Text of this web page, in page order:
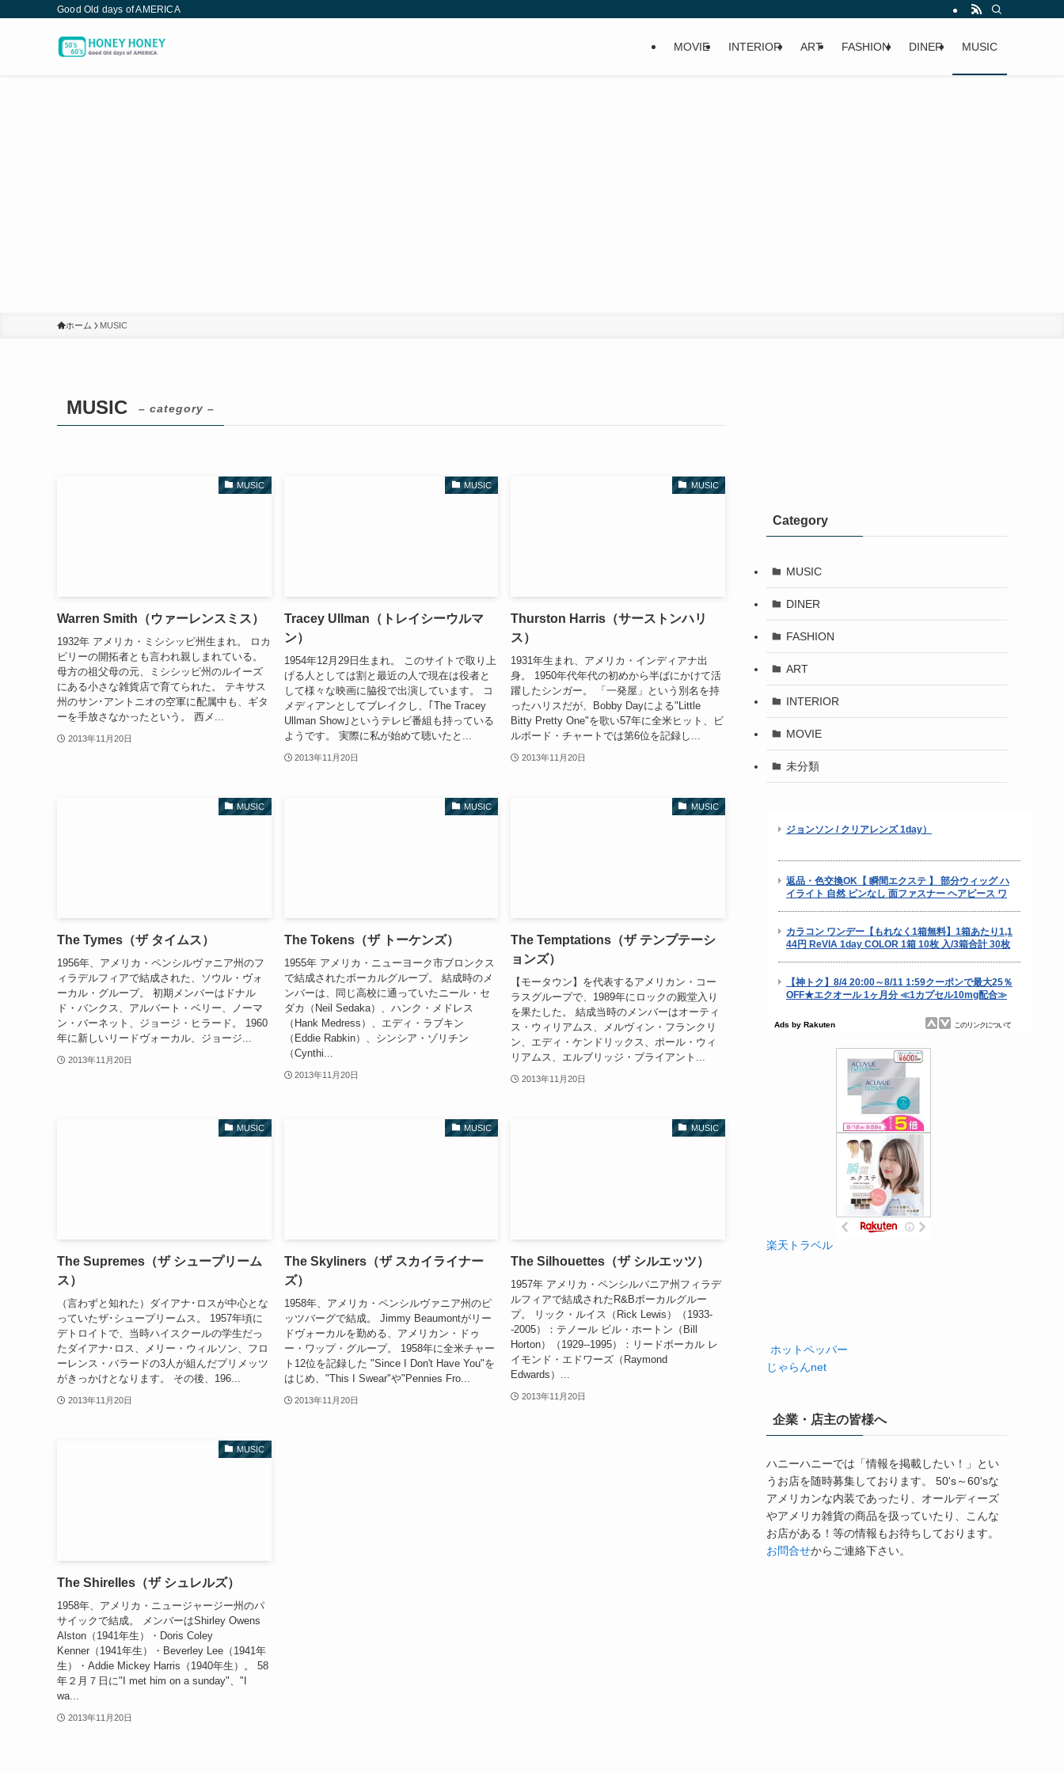
Good Old days of AMERICA
MOVIE INTERIOR ART FASHION DINER MUSIC
ホーム MUSIC
MUSIC – category –
MUSIC
Warren Smith（ウァーレンスミス）
1932年 アメリカ・ミシシッピ州生まれ。 ロカ
ビリーの開拓者とも言われ親しまれている。
母方の祖父母の元、ミシシッピ州のルイーズ
にある小さな雑貨店で育てられた。 テキサス
州のサン･アントニオの空軍に配属中も、ギタ
ーを手放さなかったという。 西メ...
2013年11月20日
MUSIC
Tracey Ullman（トレイシーウルマ
ン）
1954年12月29日生まれ。 このサイトで取り上
げる人としては割と最近の人で現在は役者と
して様々な映画に脇役で出演しています。 コ
メディアンとしてブレイクし、｢The Tracey
Ullman Show｣というテレビ番組も持っている
ようです。 実際に私が始めて聴いたと...
2013年11月20日
MUSIC
Thurston Harris（サーストンハリ
ス）
1931年生まれ、アメリカ・インディアナ出
身。 1950年代年代の初めから半ばにかけて活
躍したシンガー。 「一発屋」という別名を持
ったハリスだが、Bobby Dayによる"Little
Bitty Pretty One"を歌い57年に全米ヒット、ビ
ルボード・チャートでは第6位を記録し...
2013年11月20日
MUSIC
The Tymes（ザ タイムス）
1956年、アメリカ・ペンシルヴァニア州のフ
ィラデルフィアで結成された、ソウル・ヴォ
ーカル・グループ。 初期メンバーはドナル
ド・バンクス、アルバート・ベリー、ノーマ
ン・バーネット、ジョージ・ヒラード。 1960
年に新しいリードヴォーカル、ジョージ...
2013年11月20日
MUSIC
The Tokens（ザ トーケンズ）
1955年 アメリカ・ニューヨーク市ブロンクス
で結成されたボーカルグループ。 結成時のメ
ンバーは、同じ高校に通っていたニール・セ
ダカ（Neil Sedaka）、ハンク・メドレス
（Hank Medress）、エディ・ラブキン
（Eddie Rabkin）、シンシア・ゾリチン
（Cynthi...
2013年11月20日
MUSIC
The Temptations（ザ テンプテーシ
ョンズ）
【モータウン】を代表するアメリカン・コー
ラスグループで、1989年にロックの殿堂入り
を果たした。 結成当時のメンバーはオーティ
ス・ウィリアムス、メルヴィン・フランクリ
ン、エディ・ケンドリックス、ポール・ウィ
リアムス、エルブリッジ・ブライアント...
2013年11月20日
MUSIC
The Supremes（ザ シュープリーム
ス）
（言わずと知れた）ダイアナ･ロスが中心とな
っていたザ･シュープリームス。 1957年頃に
デトロイトで、当時ハイスクールの学生だっ
たダイアナ･ロス、メリー・ウィルソン、フロ
ーレンス・バラードの3人が組んだプリメッツ
がきっかけとなります。 その後、196...
2013年11月20日
MUSIC
The Skyliners（ザ スカイライナー
ズ）
1958年、アメリカ・ペンシルヴァニア州のピ
ッツバーグで結成。 Jimmy Beaumontがリー
ドヴォーカルを勤める、アメリカン・ドゥ
ー・ワップ・グループ。 1958年に全米チャー
ト12位を記録した "Since I Don't Have You"を
はじめ、"This I Swear"や"Pennies Fro...
2013年11月20日
MUSIC
The Silhouettes（ザ シルエッツ）
1957年 アメリカ・ペンシルバニア州フィラデ
ルフィアで結成されたR&Bボーカルグルー
プ。 リック・ルイス（Rick Lewis）（1933-
-2005）：テノール ビル・ホートン（Bill
Horton）（1929--1995）：リードボーカル レ
イモンド・エドワーズ（Raymond
Edwards）...
2013年11月20日
MUSIC
The Shirelles（ザ シュレルズ）
1958年、アメリカ・ニュージャージー州のパ
サイックで結成。 メンバーはShirley Owens
Alston（1941年生）・Doris Coley
Kenner（1941年生）・Beverley Lee（1941年
生）・Addie Mickey Harris（1940年生）。 58
年２月７日に"I met him on a sunday"、"I
wa...
2013年11月20日
Category
MUSIC
DINER
FASHION
ART
INTERIOR
MOVIE
未分類
楽天トラベル
ホットペッパー
じゃらんnet
企業・店主の皆様へ
ハニーハニーでは「情報を掲載したい！」とい
うお店を随時募集しております。 50's～60'sな
アメリカンな内装であったり、オールディーズ
やアメリカ雑貨の商品を扱っていたり、こんな
お店がある！等の情報もお待ちしております。
お問合せからご連絡下さい。